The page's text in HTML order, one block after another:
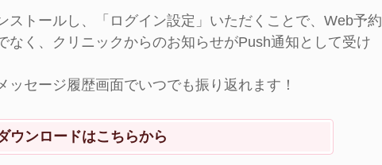
ストールし、「ログイン設定」いただくことで、Web予約
なく、クリニックからのお知らせがPush通知として受け
ッセージ履歴画面でいつでも振り返れます！
ウンロードはこちらから